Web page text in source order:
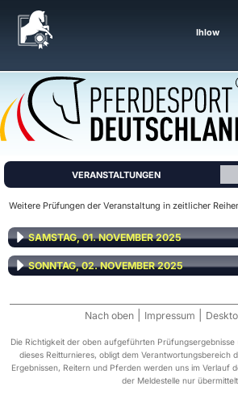
Ihlow
VERANSTALTUNGEN
Weitere Prüfungen der Veranstaltung in zeitlicher
SAMSTAG, 01. NOVEMBER 2025
SONNTAG, 02. NOVEMBER 2025
Nach oben Impressum
Die Richtigkeit der oben aufgeführten
dieses Reitturnieres, obligt dem Verantwortungsbereich
Ergebnissen, Reitern und Pferden werden uns im Verlauf
der Meldestelle nur übermittelt.